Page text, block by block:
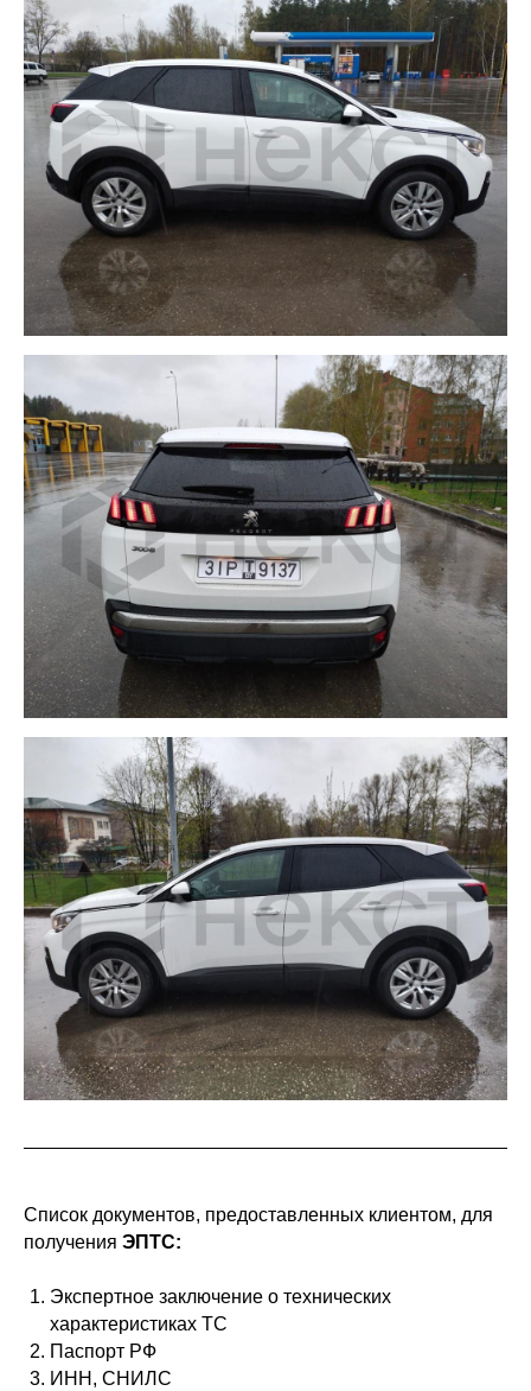
Список документов, предоставленных клиентом, для
получения ЭПТС:
Экспертное заключение о технических
характеристиках ТС
Паспорт РФ
ИНН, СНИЛС